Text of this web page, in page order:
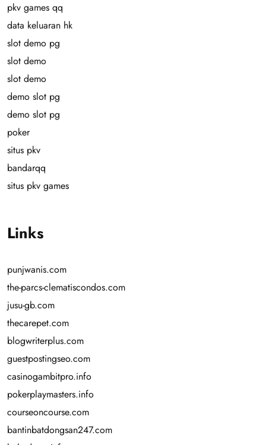
pkv games qq
data keluaran hk
slot demo pg
slot demo
slot demo
demo slot pg
demo slot pg
poker
situs pkv
bandarqq
situs pkv games
Links
punjwanis.com
the-parcs-clematiscondos.com
jusu-gb.com
thecarepet.com
blogwriterplus.com
guestpostingseo.com
casinogambitpro.info
pokerplaymasters.info
courseoncourse.com
bantinbatdongsan247.com